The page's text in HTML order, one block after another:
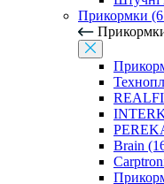
Прикормки
Brain